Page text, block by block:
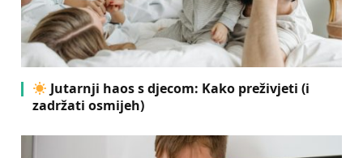
Jutarnji haos s djecom: Kako preživjeti (i
zadržati osmijeh)